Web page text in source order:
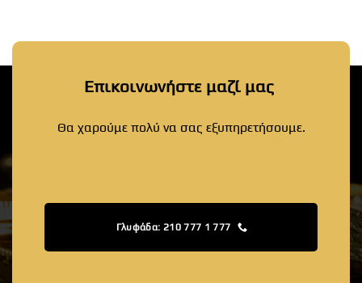
Επικοινωνήστε μαζί μας
Θα χαρούμε πολύ να σας εξυπηρετήσουμε.
Γλυφάδα: 210 777 1 777